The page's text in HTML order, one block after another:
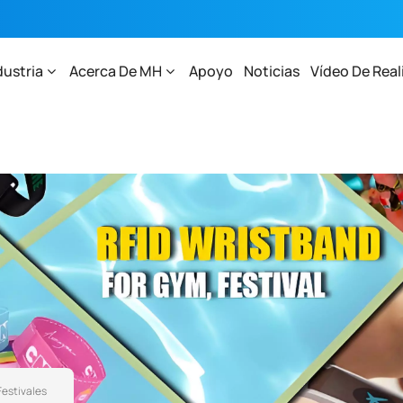
Acerca De MH Apoyo Noticias Vídeo De